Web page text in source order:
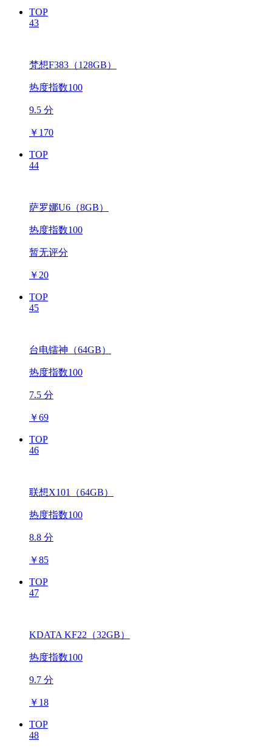
TOP
43
梵想F383（128GB）
热度指数100
9.5 分
￥ 170
TOP
44
萨罗娜U6（8GB）
热度指数100
暂无评分
￥ 20
TOP
45
台电镭神（64GB）
热度指数100
7.5 分
￥69
TOP
46
联想X101（64GB）
热度指数100
8.8 分
￥85
TOP
47
KDATA KF22（32GB）
热度指数100
9.7 分
￥ 18
TOP
48